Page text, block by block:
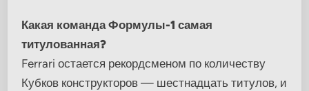
Какая команда Формулы-1 самая
титулованная?
Ferrari остается рекордсменом по количеству
Кубков конструкторов — шестнадцать титулов, и